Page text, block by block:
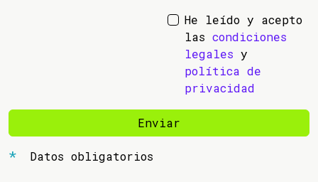
He leído y acepto
las condiciones
legales y
política de
privacidad
Enviar
Datos obligatorios